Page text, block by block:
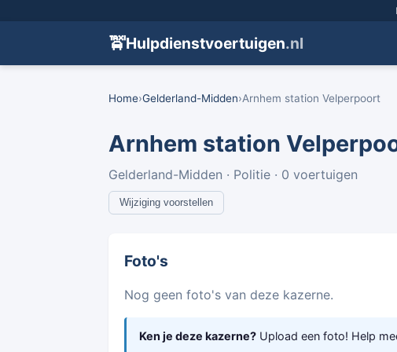
🚖Hulpdienstvoertuigen.nl
Home›Gelderland-Midden›Arnhem station Velperpoort
Arnhem station
Gelderland-Midden · Politie · 0 voertuigen
Wijziging voorstellen
Foto's
Nog geen foto's van deze kazerne.
Ken je deze kazerne? Upload een foto! Help